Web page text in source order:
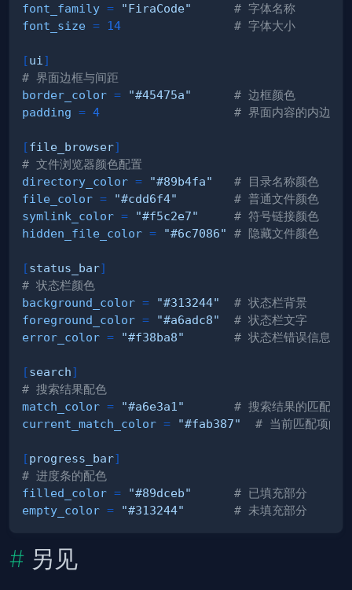
font_family = "FiraCode"
# 字体名称
font_size = 14 # 字体大小
[ui ]
# 界面边框与间距
border_color = "#45475a"
# 边框颜色
padding = 4 # 界面内容的内边距
[file_browser]
# 文件浏览器颜色配置
directory_color = "#89b4fa"
# 目录名称颜色
file_color = "#cdd6f4"
# 普通文件颜色
symlink_color = "#f5c2e7"
# 符号链接颜色
hidden_file_color = "#6c7086" # 隐藏文件颜色
[status_bar]
# 状态栏颜色
background_color = "#313244"
# 状态栏背景
foreground_color = "#a6adc8"
# 状态栏文字
error_color = "#f38ba8" # 状态栏错误信息
[search]
# 搜索结果配色
match_color = "#a6e3a1"
# 搜索结果的匹配高
current_match_color = "#fab387" # 当前匹配项的
[progress_bar]
# 进度条的配色
filled_color = "#89dceb"
# 已填充部分
empty_color = "#313244" # 未填充部分
另见